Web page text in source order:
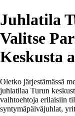
Juhlatila
Valitse
Keskusta
Oletko järjestämässä
juhlatilaa Turun
vaihtoehtoja erilaisiin
syntymäpäiväjuhlat,